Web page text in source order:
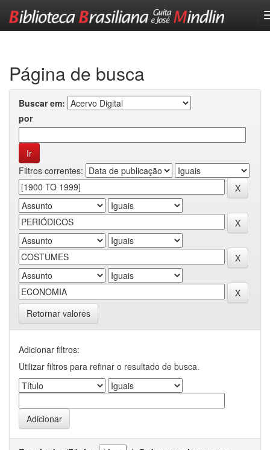
Página de busca
Buscar em:
por
Filtros correntes:
Retornar valores
Adicionar filtros:
Utilizar filtros para refinar o resultado de busca.